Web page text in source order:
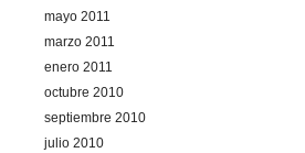
mayo 2011
marzo 2011
enero 2011
octubre 2010
septiembre 2010
julio 2010